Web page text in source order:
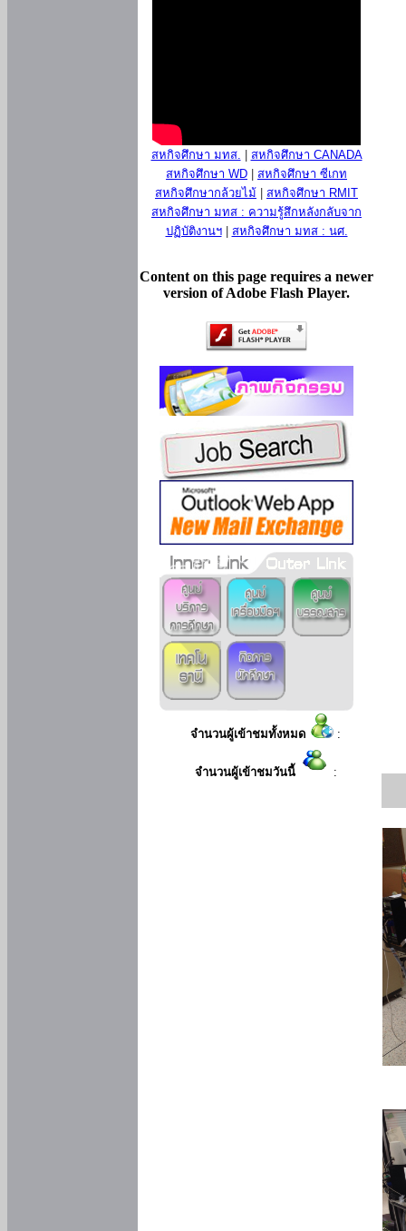
สหกิจศึกษา มทส.
สหกิจศึกษา CANADA
สหกิจศึกษา WD
สหกิจศึกษา ซีเกท
สหกิจศึกษากล้วยไม้
สหกิจศึกษา RMIT
สหกิจศึกษา มทส : ความรู้สึกหลังกลับจาก
ปฏิบัติงานฯ| สหกิจศึกษา มทส : นศ.
Content on this page requires a newer
version of Adobe Flash Player.
จำนวนผู้เข้าชมทั้งหมด :
จำนวนผู้เข้าชมวันนี้ :